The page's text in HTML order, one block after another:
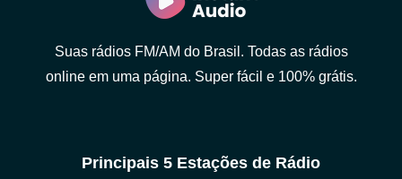
Suas rádios FM/AM do Brasil. Todas as rádios
online em uma página. Super fácil e 100% grátis.
Principais 5 Estações de Rádio